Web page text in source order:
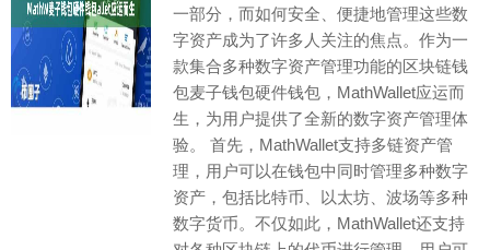
一部分，而如何安全、便捷地管理这些数
字资产成为了许多人关注的焦点。作为一
款集合多种数字资产管理功能的区块链钱
包麦子钱包硬件钱包，MathWallet应运而
生，为用户提供了全新的数字资产管理体
验。 首先，MathWallet支持多链资产管
理，用户可以在钱包中同时管理多种数字
资产，包括比特币、以太坊、波场等多种
数字货币。不仅如此，MathWallet还支持